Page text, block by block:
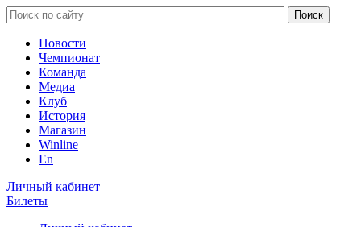
Новости
Чемпионат
Команда
Медиа
Клуб
История
Магазин
Winline
En
Личный кабинет
Билеты